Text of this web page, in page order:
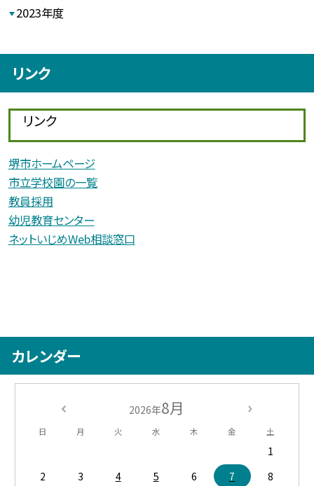
2023年度
リンク
リンク
堺市ホームページ
市立学校園の一覧
教員採用
幼児教育センター
ネットいじめWeb相談窓口
カレンダー
2026年8月
日 月 火 水 木 金 土
1
2
3 4 5 6 7
8